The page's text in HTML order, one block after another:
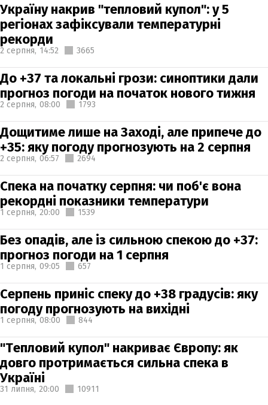
Україну накрив "тепловий купол": у 5
регіонах зафіксували температурні
рекорди
2 серпня, 14:52 3665
До +37 та локальні грози: синоптики дали
прогноз погоди на початок нового тижня
2 серпня, 08:00 1793
Дощитиме лише на Заході, але припече до
+35: яку погоду прогнозують на 2 серпня
2 серпня, 06:57 2694
Спека на початку серпня: чи поб'є вона
рекордні показники температури
1 серпня, 20:00 1539
Без опадів, але із сильною спекою до +37:
прогноз погоди на 1 серпня
1 серпня, 09:05 657
Серпень приніс спеку до +38 градусів: яку
погоду прогнозують на вихідні
1 серпня, 08:00 844
"Тепловий купол" накриває Європу: як
довго протримається сильна спека в
Україні
31 липня, 20:00 10911